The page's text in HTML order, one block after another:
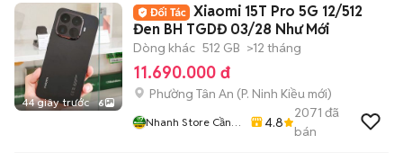
44 giây trước 6
Xiaomi 15T Pro 5G 12/512
Đen BH TGDĐ 03/28 Như Mới
Dòng khác 512 GB >12 tháng
11.690.000 đ
Phường Tân An (P. Ninh Kiều mới)
Nhanh Store Cần
4.8
2071 đã
bán